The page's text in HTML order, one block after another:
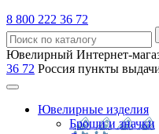
8 800 222 36 72
Ювелирный Интернет-
36 72 Россия пункты
Ювелирные изделия
Броши и значки